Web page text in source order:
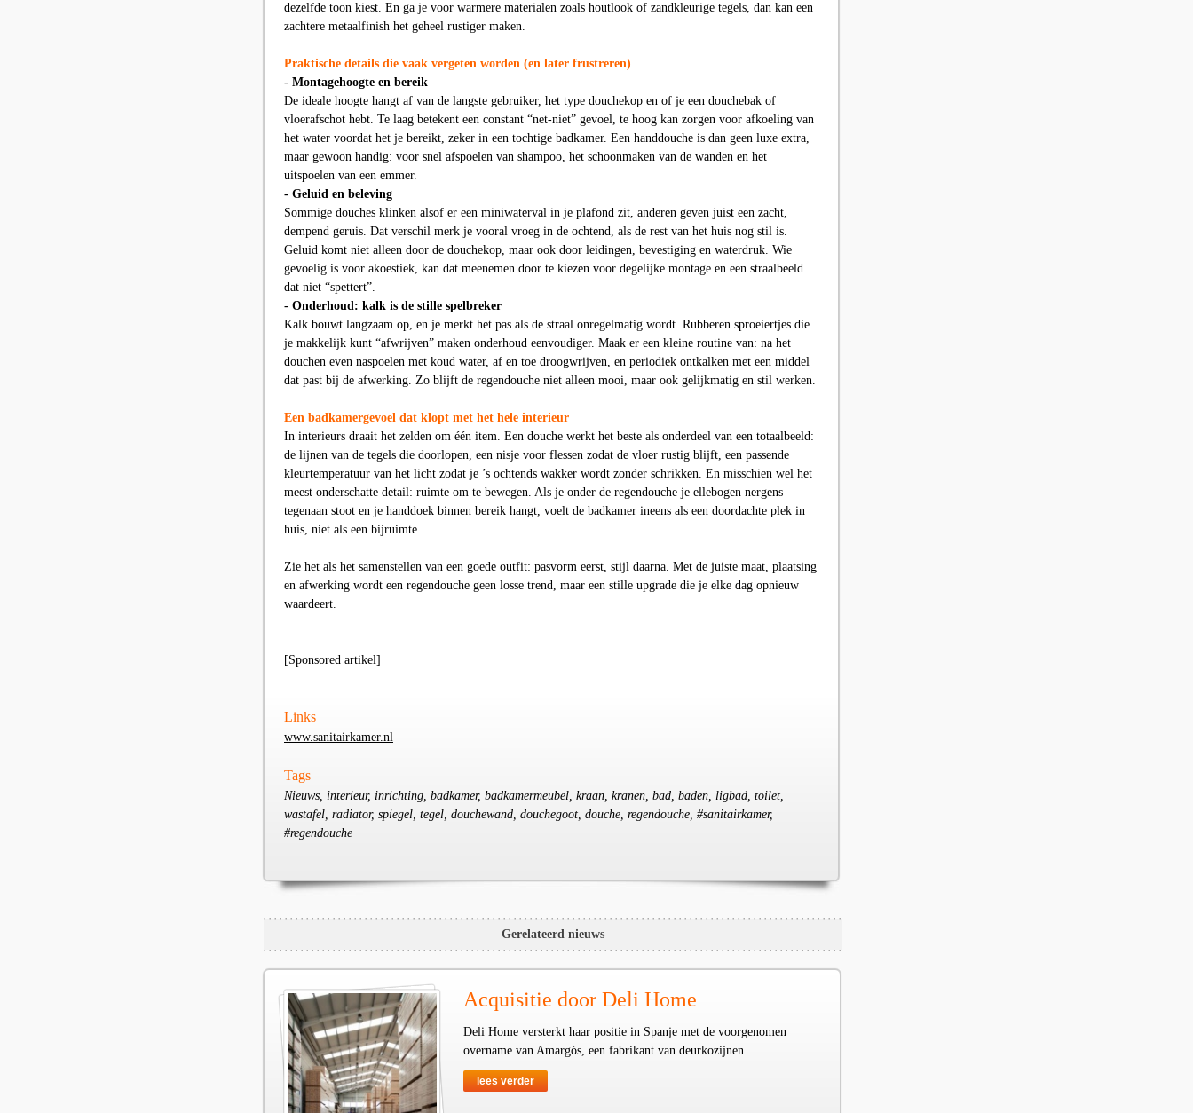
dezelfde toon kiest. En ga je voor warmere materialen zoals houtlook of zandkleurige tegels, dan kan een
zachtere metaalfinish het geheel rustiger maken.
Praktische details die vaak vergeten worden (en later frustreren)
- Montagehoogte en bereik
De ideale hoogte hangt af van de langste gebruiker, het type douchekop en of je een douchebak of
vloerafschot hebt. Te laag betekent een constant “net-niet” gevoel, te hoog kan zorgen voor afkoeling van
het water voordat het je bereikt, zeker in een tochtige badkamer. Een handdouche is dan geen luxe extra,
maar gewoon handig: voor snel afspoelen van shampoo, het schoonmaken van de wanden en het
uitspoelen van een emmer.
- Geluid en beleving
Sommige douches klinken alsof er een miniwaterval in je plafond zit, anderen geven juist een zacht,
dempend geruis. Dat verschil merk je vooral vroeg in de ochtend, als de rest van het huis nog stil is.
Geluid komt niet alleen door de douchekop, maar ook door leidingen, bevestiging en waterdruk. Wie
gevoelig is voor akoestiek, kan dat meenemen door te kiezen voor degelijke montage en een straalbeeld
dat niet “spettert”.
- Onderhoud: kalk is de stille spelbreker
Kalk bouwt langzaam op, en je merkt het pas als de straal onregelmatig wordt. Rubberen sproeiertjes die
je makkelijk kunt “afwrijven” maken onderhoud eenvoudiger. Maak er een kleine routine van: na het
douchen even naspoelen met koud water, af en toe droogwrijven, en periodiek ontkalken met een middel
dat past bij de afwerking. Zo blijft de regendouche niet alleen mooi, maar ook gelijkmatig en stil werken.
Een badkamergevoel dat klopt met het hele interieur
In interieurs draait het zelden om één item. Een douche werkt het beste als onderdeel van een totaalbeeld:
de lijnen van de tegels die doorlopen, een nisje voor flessen zodat de vloer rustig blijft, een passende
kleurtemperatuur van het licht zodat je ’s ochtends wakker wordt zonder schrikken. En misschien wel het
meest onderschatte detail: ruimte om te bewegen. Als je onder de regendouche je ellebogen nergens
tegenaan stoot en je handdoek binnen bereik hangt, voelt de badkamer ineens als een doordachte plek in
huis, niet als een bijruimte.
Zie het als het samenstellen van een goede outfit: pasvorm eerst, stijl daarna. Met de juiste maat, plaatsing
en afwerking wordt een regendouche geen losse trend, maar een stille upgrade die je elke dag opnieuw
waardeert.
[Sponsored artikel]
Links
www.sanitairkamer.nl
Tags
Nieuws, interieur, inrichting, badkamer, badkamermeubel, kraan, kranen, bad, baden, ligbad, toilet,
wastafel, radiator, spiegel, tegel, douchewand, douchegoot, douche, regendouche, #sanitairkamer,
#regendouche
Gerelateerd nieuws
Acquisitie door Deli Home
Deli Home versterkt haar positie in Spanje met de voorgenomen
overname van Amargós, een fabrikant van deurkozijnen.
lees verder